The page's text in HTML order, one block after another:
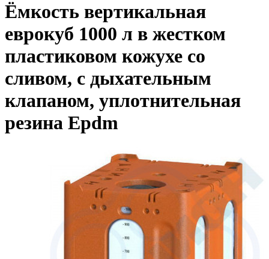
Ёмкость вертикальная
еврокуб 1000 л в жестком
пластиковом кожухе со
сливом, с дыхательным
клапаном, уплотнительная
резина Epdm